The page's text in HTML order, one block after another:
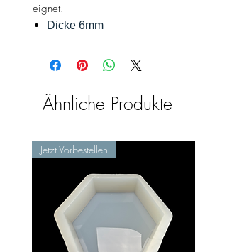
eignet.
Dicke 6mm
Ähnliche Produkte
Jetzt Vorbestellen